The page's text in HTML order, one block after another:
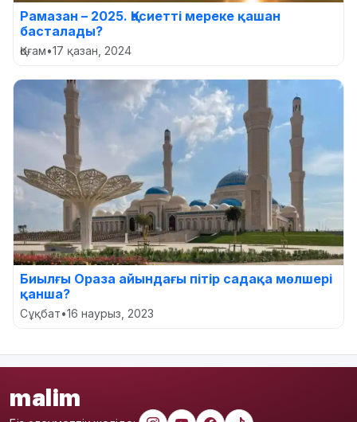
Рамазан – 2025. Қасиетті мереке қашан
басталады?
Қоғам•17 қазан, 2024
Биылғы Ораза айындағы пітір садақа мөлшері
қанша?
Сұқбат•16 наурыз, 2023
malim